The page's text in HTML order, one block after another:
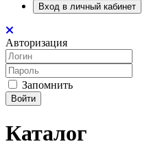
Вход в личный кабинет
Авторизация
Запомнить
Войти
Каталог